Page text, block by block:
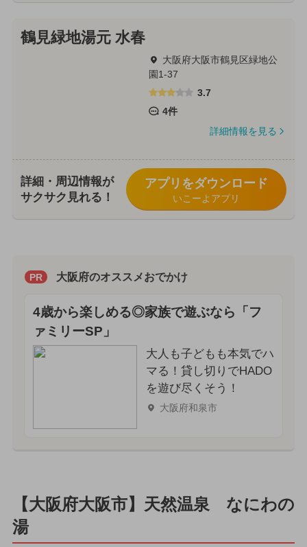
鶴見緑地湯元 水春
大阪府大阪市鶴見区緑地公
園1-37
3.7
4件
詳細情報を見る
詳細・周辺情報が
サクサク見れる！
アプリをダウンロード
いこーよアプリ
PR 大阪府のオススメおでかけ
4歳から楽しめる◎家族で遊ぶなら「フ
ァミリーSP」
大人も子どもも本気でハ
マる！貸し切りでHADO
を遊び尽くそう！
大阪府和泉市
【大阪府大阪市】天然温泉 なにわの
湯